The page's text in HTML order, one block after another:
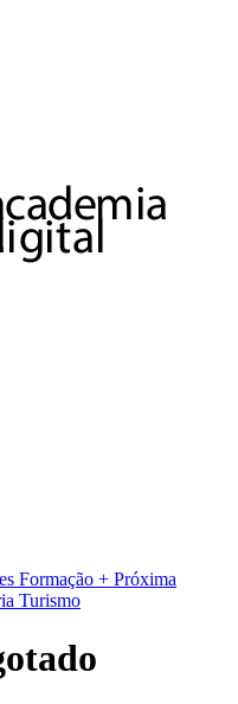
Formação + Próxima
Turismo